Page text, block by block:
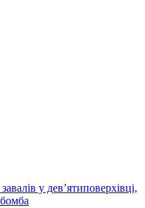
у дев’ятиповерхівці,